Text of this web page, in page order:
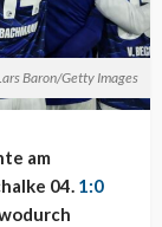
Baron/Getty Images
am
04. 1:0